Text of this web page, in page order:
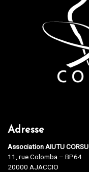
Adresse
Association AIUTU CORSU
11, rue Colomba – BP64
20000 AJACCIO